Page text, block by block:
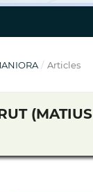
/ Articles
(MATIUS